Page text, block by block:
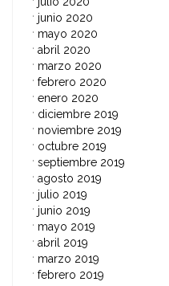
junio 2020
mayo 2020
abril 2020
marzo 2020
febrero 2020
enero 2020
diciembre 2019
noviembre 2019
octubre 2019
septiembre 2019
agosto 2019
julio 2019
junio 2019
mayo 2019
abril 2019
marzo 2019
febrero 2019